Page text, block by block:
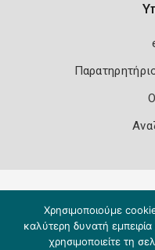
Χρησιμοποιούμε
καλύτερη δυνατή
χρησιμοποιείτε τη
Copyright